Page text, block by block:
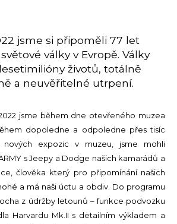
jsme si připoměli 77 let
války v Evropě. Války
životů, totálně
a neuvěřitelné utrpení.
jsme během dne otevřeného muzea
dopoledne a odpoledne přes tisíc
nových expozic v muzeu, jsme mohli
s Jeepy a Dodge našich kamarádů a
člověka který pro připomínání našich
a má naši úctu a obdiv. Do programu
z údržby letounů – funkce podvozku
Harvardu Mk.II s detailním výkladem a